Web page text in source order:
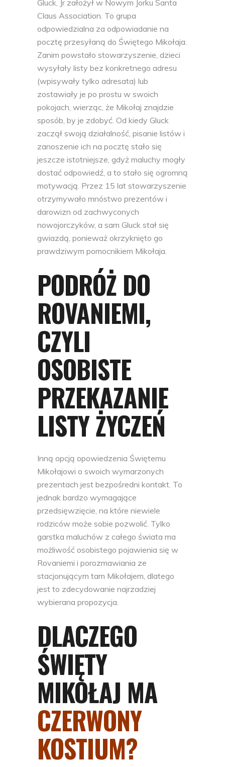
Gluck, Jr założył w Nowym Jorku Santa
Claus Association. To grupa
odpowiedzialna za odpowiadanie na
pocztę przesyłaną do Świętego Mikołaja.
Zanim powstało stowarzyszenie, dzieci
wysyłały listy bez konkretnego adresu
(wpisywały tylko adresata) lub
zostawiały je po prostu w swoich
pokojach, wierząc, że Mikołaj znajdzie
sposób, by je zdobyć. Od kiedy Gluck
zaczął swoją działalność, pisanie listów i
zanoszenie ich na pocztę stało się
jeszcze istotniejsze, gdyż maluchy mogły
dostać odpowiedź, a to stało się ogromną
motywacją. Przez 15 lat stowarzyszenie
otrzymywało mnóstwo prezentów i
darowizn od zachwyconych
nowojorczyków, a sam Gluck stał się
gwiazdą, ponieważ okrzyknięto go
prawdziwym pomocnikiem Mikołaja.
PODRÓŻ DO
ROVANIEMI,
CZYLI
OSOBISTE
PRZEKAZANIE
LISTY ŻYCZEŃ
Inną opcją opowiedzenia Świętemu
Mikołajowi o swoich wymarzonych
prezentach jest bezpośredni kontakt. To
jednak bardzo wymagające
przedsięwzięcie, na które niewiele
rodziców może sobie pozwolić. Tylko
garstka maluchów z całego świata ma
możliwość osobistego pojawienia się w
Rovaniemi i porozmawiania ze
stacjonującym tam Mikołajem, dlatego
jest to zdecydowanie najrzadziej
wybierana propozycja.
DLACZEGO
ŚWIĘTY
MIKOŁAJ MA
CZERWONY
KOSTIUM?